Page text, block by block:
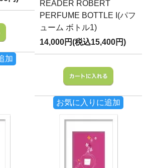
加
READER ROBERT
PERFUME BOTTLE I(パフ
ューム ボトル1)
14,000円(税込15,400円)
お気に入りに追加